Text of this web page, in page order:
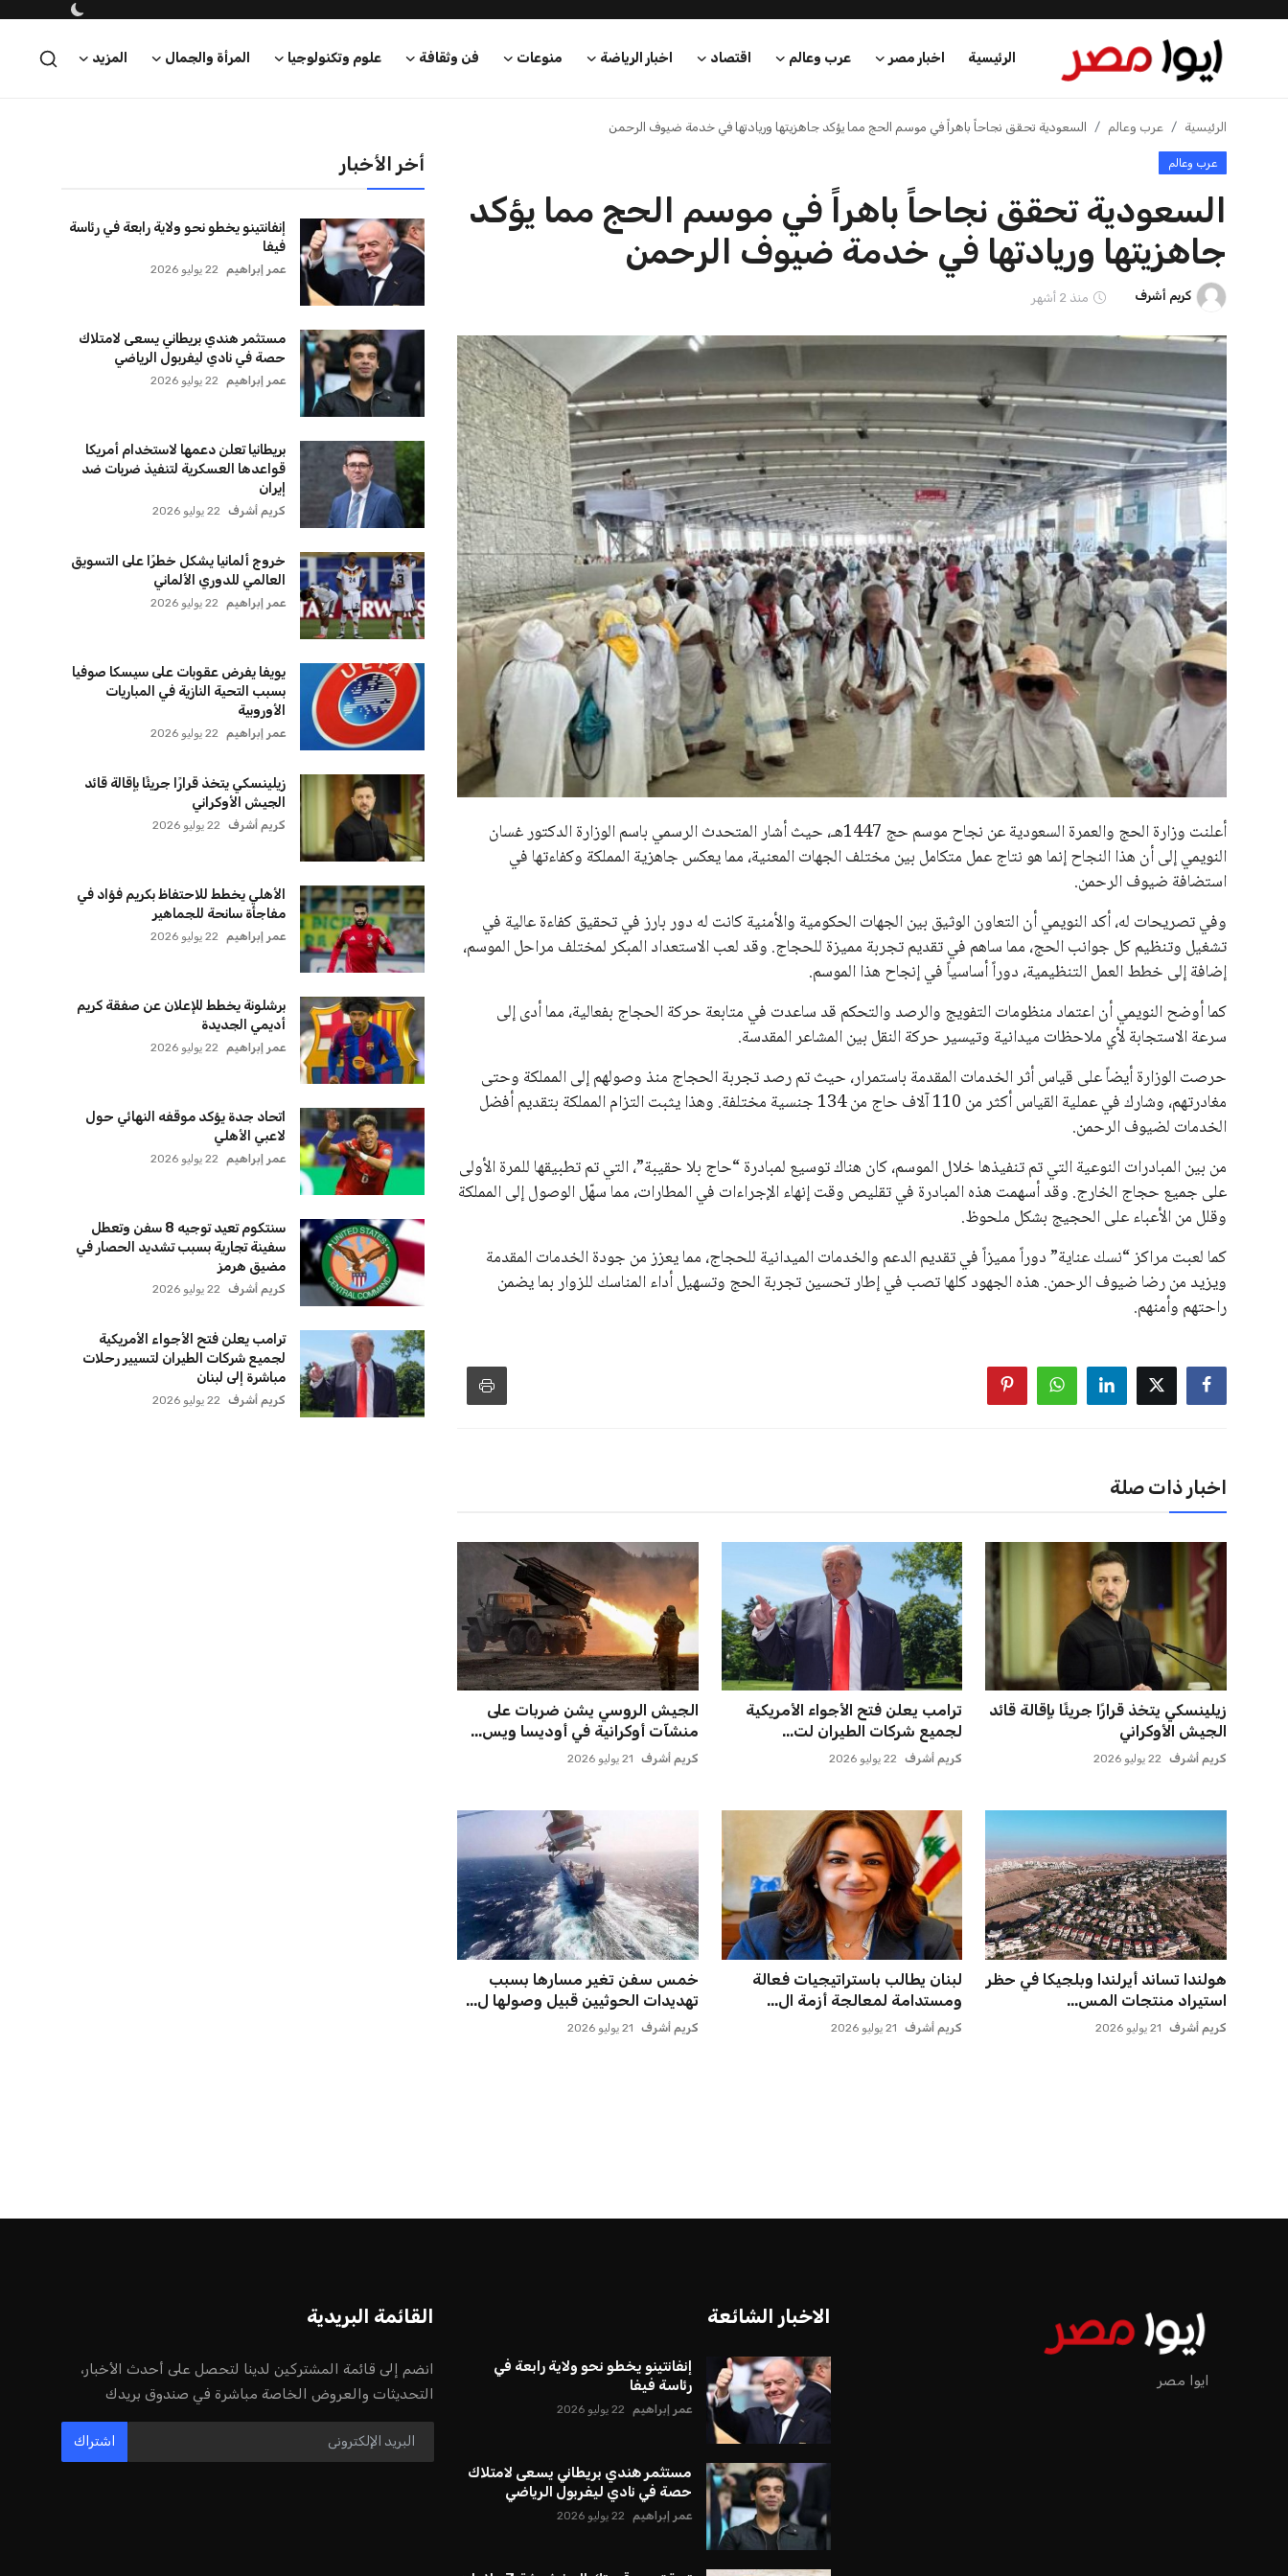
الرئيسية اخبار مصر عرب وعالم اقتصاد اخبار الرياضة منوعات فن وثقافة علوم وتكنولوجيا المرأة والجمال المزيد
الرئيسية
اخبار مصر
عرب وعالم
اخبار الرياضة
منوعات
فن وثقافة
علوم وتكنولوجيا
محافظات
الرئيسية عرب وعالم السعودية تحقق نجاحاً باهراً في موسم الحج مما يؤكد جاهزيتها وريادتها في خدمة ضيوف الرحمن
عرب وعالم
السعودية تحقق نجاحاً باهراً في موسم الحج مما يؤكد
جاهزيتها وريادتها في خدمة ضيوف الرحمن
كريم أشرف منذ 2 أشهر
أعلنت وزارة الحج والعمرة السعودية عن نجاح موسم حج 1447هـ، حيث أشار المتحدث الرسمي باسم الوزارة الدكتور غسان
النويمي إلى أن هذا النجاح إنما هو نتاج عمل متكامل بين مختلف الجهات المعنية، مما يعكس جاهزية المملكة وكفاءتها في
استضافة ضيوف الرحمن.
وفي تصريحات له، أكد النويمي أن التعاون الوثيق بين الجهات الحكومية والأمنية كانت له دور بارز في تحقيق كفاءة عالية في
تشغيل وتنظيم كل جوانب الحج، مما ساهم في تقديم تجربة مميزة للحجاج. وقد لعب الاستعداد المبكر لمختلف مراحل الموسم،
إضافة إلى خطط العمل التنظيمية، دوراً أساسياً في إنجاح هذا الموسم.
كما أوضح النويمي أن اعتماد منظومات التفويج والرصد والتحكم قد ساعدت في متابعة حركة الحجاج بفعالية، مما أدى إلى
سرعة الاستجابة لأي ملاحظات ميدانية وتيسير حركة النقل بين المشاعر المقدسة.
حرصت الوزارة أيضاً على قياس أثر الخدمات المقدمة باستمرار، حيث تم رصد تجربة الحجاج منذ وصولهم إلى المملكة وحتى
مغادرتهم، وشارك في عملية القياس أكثر من 110 آلاف حاج من 134 جنسية مختلفة. وهذا يثبت التزام المملكة بتقديم أفضل
الخدمات لضيوف الرحمن.
من بين المبادرات النوعية التي تم تنفيذها خلال الموسم، كان هناك توسيع لمبادرة “حاج بلا حقيبة”، التي تم تطبيقها للمرة الأولى
على جميع حجاج الخارج. وقد أسهمت هذه المبادرة في تقليص وقت إنهاء الإجراءات في المطارات، مما سهّل الوصول إلى المملكة
وقلل من الأعباء على الحجيج بشكل ملحوظ.
كما لعبت مراكز “نسك عناية” دوراً مميزاً في تقديم الدعم والخدمات الميدانية للحجاج، مما يعزز من جودة الخدمات المقدمة
ويزيد من رضا ضيوف الرحمن. هذه الجهود كلها تصب في إطار تحسين تجربة الحج وتسهيل أداء المناسك للزوار بما يضمن
راحتهم وأمنهم.
اخبار ذات صلة
زيلينسكي يتخذ قرارًا جريئًا بإقالة قائد
الجيش الأوكراني
كريم أشرف 22 يوليو 2026
ترامب يعلن فتح الأجواء الأمريكية
لجميع شركات الطيران لت...
كريم أشرف 22 يوليو 2026
الجيش الروسي يشن ضربات على
منشآت أوكرانية في أوديسا ويس...
كريم أشرف 21 يوليو 2026
هولندا تساند أيرلندا وبلجيكا في حظر
استيراد منتجات المس...
كريم أشرف 21 يوليو 2026
لبنان يطالب باستراتيجيات فعالة
ومستدامة لمعالجة أزمة ال...
كريم أشرف 21 يوليو 2026
خمس سفن تغير مسارها بسبب
تهديدات الحوثيين قبيل وصولها ل...
كريم أشرف 21 يوليو 2026
أخر الأخبار
إنفانتينو يخطو نحو ولاية رابعة في رئاسة
فيفا
عمر إبراهيم 22 يوليو 2026
مستثمر هندي بريطاني يسعى لامتلاك
حصة في نادي ليفربول الرياضي
عمر إبراهيم 22 يوليو 2026
بريطانيا تعلن دعمها لاستخدام أمريكا
قواعدها العسكرية لتنفيذ ضربات ضد
إيران
كريم أشرف 22 يوليو 2026
خروج ألمانيا يشكل خطرًا على التسويق
العالمي للدوري الألماني
عمر إبراهيم 22 يوليو 2026
يويفا يفرض عقوبات على سيسكا صوفيا
بسبب التحية النازية في المباريات
الأوروبية
عمر إبراهيم 22 يوليو 2026
زيلينسكي يتخذ قرارًا جريئًا بإقالة قائد
الجيش الأوكراني
كريم أشرف 22 يوليو 2026
الأهلي يخطط للاحتفاظ بكريم فؤاد في
مفاجأة سانحة للجماهير
عمر إبراهيم 22 يوليو 2026
برشلونة يخطط للإعلان عن صفقة كريم
أديمي الجديدة
عمر إبراهيم 22 يوليو 2026
اتحاد جدة يؤكد موقفه النهائي حول
لاعبي الأهلي
عمر إبراهيم 22 يوليو 2026
سنتكوم تعيد توجيه 8 سفن وتعطل
سفينة تجارية بسبب تشديد الحصار في
مضيق هرمز
كريم أشرف 22 يوليو 2026
ترامب يعلن فتح الأجواء الأمريكية
لجميع شركات الطيران لتسيير رحلات
مباشرة إلى لبنان
كريم أشرف 22 يوليو 2026
ايوا مصر
الاخبار الشائعة
إنفانتينو يخطو نحو ولاية رابعة في
رئاسة فيفا
عمر إبراهيم 22 يوليو 2026
مستثمر هندي بريطاني يسعى لامتلاك
حصة في نادي ليفربول الرياضي
عمر إبراهيم 22 يوليو 2026
القائمة البريدية
انضم إلى قائمة المشتركين لدينا لتحصل على أحدث الأخبار،
التحديثات والعروض الخاصة مباشرة في صندوق بريدك
اشتراك